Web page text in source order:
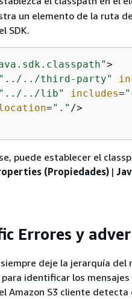
un elemento de la ruta
SDK.
>
"../../third-party"
"../../lib" includes=
="." />
puede establecer el
(Propiedades) |
Errores y
deje la jerarquía
para identificar los
Amazon S3 cliente